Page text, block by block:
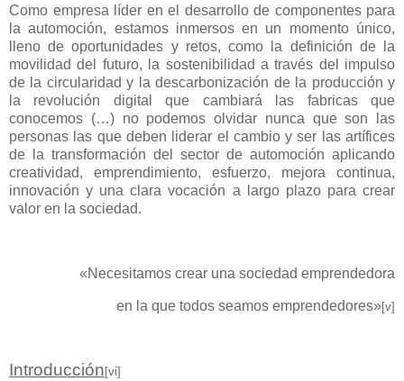
Como empresa líder en el desarrollo de componentes para
la automoción, estamos inmersos en un momento único,
lleno de oportunidades y retos, como la definición de la
movilidad del futuro, la sostenibilidad a través del impulso
de la circularidad y la descarbonización de la producción y
la revolución digital que cambiará las fabricas que
conocemos (…) no podemos olvidar nunca que son las
personas las que deben liderar el cambio y ser las artífices
de la transformación del sector de automoción aplicando
creatividad, emprendimiento, esfuerzo, mejora continua,
innovación y una clara vocación a largo plazo para crear
valor en la sociedad.
«Necesitamos crear una sociedad emprendedora
en la que todos seamos emprendedores»[v]
Introducción [vi]